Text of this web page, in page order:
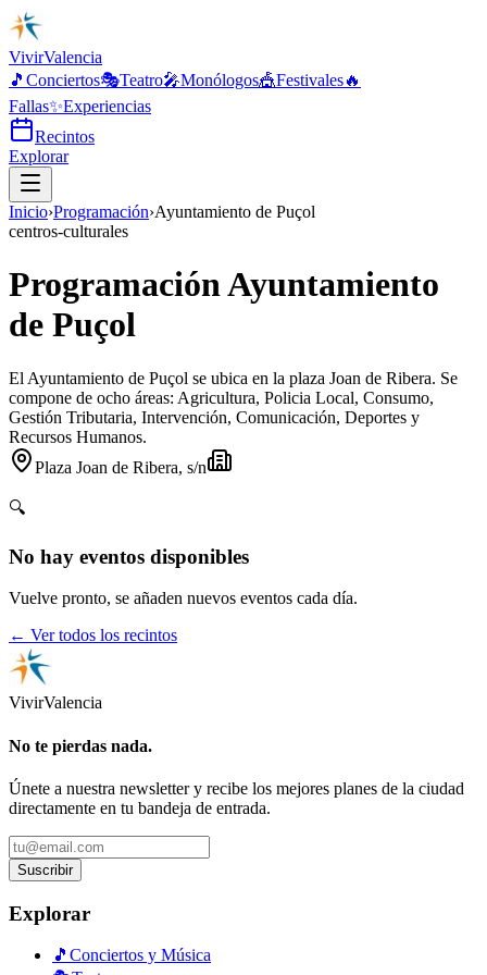
VivirValencia
🎵 Conciertos🎭Teatro🎤Monólogos🎪Festivales🔥
Fallas✨Experiencias
Recintos
Explorar
Inicio›Programación›Ayuntamiento de Puçol
centros-culturales
Programación Ayuntamiento
de Puçol
El Ayuntamiento de Puçol se ubica en la plaza Joan de Ribera. Se
compone de ocho áreas: Agricultura, Policia Local, Consumo,
Gestión Tributaria, Intervención, Comunicación, Deportes y
Recursos Humanos.
Plaza Joan de Ribera, s/n
🔍
No hay eventos disponibles
Vuelve pronto, se añaden nuevos eventos cada día.
← Ver todos los recintos
VivirValencia
No te pierdas nada.
Únete a nuestra newsletter y recibe los mejores planes de la ciudad
directamente en tu bandeja de entrada.
Suscribir
Explorar
🎵 Conciertos y Música